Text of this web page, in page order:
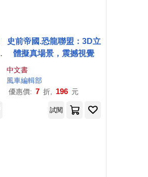
史前帝國.恐龍聯盟：3D立
體擬真場景，震撼視覺
中文書
風車編輯部
優惠價: 7 折, 196 元
試閱